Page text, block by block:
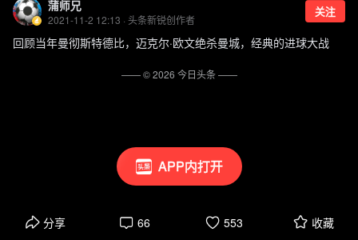
APP内打开
蒲师兄
2021-11-2 12:13 · 头条新锐创作者
关注
回顾当年曼彻斯特德比，迈克尔·欧文绝杀曼城，经典的进球大战
分享 66 553 收藏
—— ©2026 今日头条——